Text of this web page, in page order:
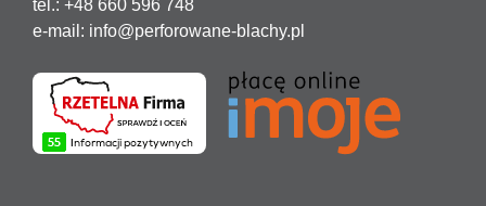
tel.: +48 660 596 748
e-mail: info@perforowane-blachy.pl